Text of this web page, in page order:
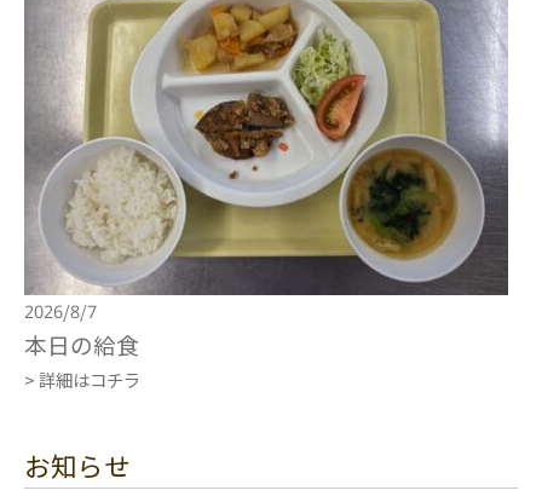
2026/8/7
本日の給食
> 詳細はコチラ
お知らせ